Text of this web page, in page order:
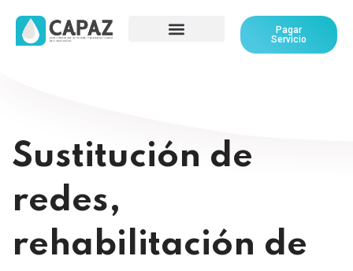
Pagar
Servicio
Sustitución de
redes,
rehabilitación de